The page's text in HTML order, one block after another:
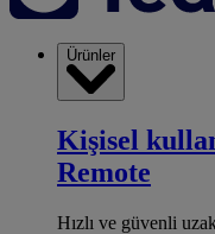
Ürünler
Kişisel
Remote
Hızlı ve güvenli